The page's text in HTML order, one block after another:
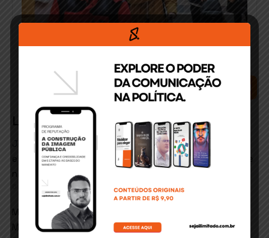
SEARCH
Latest Comments
José Matos conceicao em
ITABUNA: Secretário de
esportes e lazer quer retorno de hidroginástica e
natação em fevereiro
6 DE JANEIRO DE 2021
Marcos goesemFaustão sugere música de
Martinho da Vila em resposta ao MEC